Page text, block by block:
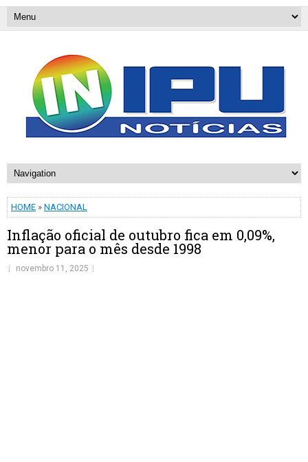
HOME » NACIONAL
Inflação oficial de outubro fica em 0,09%,
menor para o mês desde 1998
novembro 11, 2025